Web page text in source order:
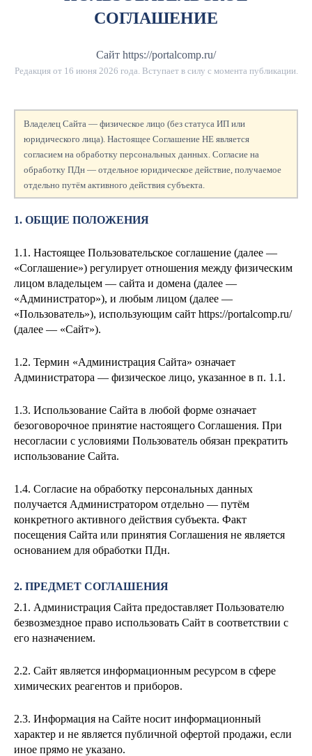
СОГЛАШЕНИЕ
Сайт https://portalcomp.ru/
Редакция от 16 июня 2026 года. Вступает в силу с момента публикации.
Владелец Сайта — физическое лицо (без статуса ИП или
юридического лица). Настоящее Соглашение НЕ является
согласием на обработку персональных данных. Согласие на
обработку ПДн — отдельное юридическое действие, получаемое
отдельно путём активного действия субъекта.
1. ОБЩИЕ ПОЛОЖЕНИЯ
1.1. Настоящее Пользовательское соглашение (далее —
«Соглашение») регулирует отношения между физическим
лицом владельцем — сайта и домена (далее —
«Администратор»), и любым лицом (далее —
«Пользователь»), использующим сайт https://portalcomp.ru/
(далее — «Сайт»).
1.2. Термин «Администрация Сайта» означает
Администратора — физическое лицо, указанное в п. 1.1.
1.3. Использование Сайта в любой форме означает
безоговорочное принятие настоящего Соглашения. При
несогласии с условиями Пользователь обязан прекратить
использование Сайта.
1.4. Согласие на обработку персональных данных
получается Администратором отдельно — путём
конкретного активного действия субъекта. Факт
посещения Сайта или принятия Соглашения не является
основанием для обработки ПДн.
2. ПРЕДМЕТ СОГЛАШЕНИЯ
2.1. Администрация Сайта предоставляет Пользователю
безвозмездное право использовать Сайт в соответствии с
его назначением.
2.2. Сайт является информационным ресурсом в сфере
химических реагентов и приборов.
2.3. Информация на Сайте носит информационный
характер и не является публичной офертой продажи, если
иное прямо не указано.